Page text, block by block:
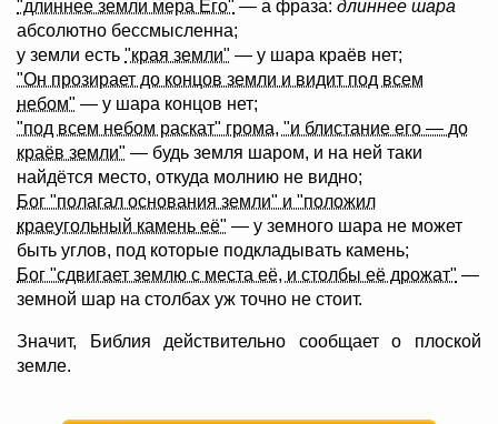
"длиннее земли мера Его" — а фраза: длиннее шара
абсолютно бессмысленна;
у земли есть "края земли" — у шара краёв нет;
"Он прозирает до концов земли и видит под всем
небом" — у шара концов нет;
"под всем небом раскат" грома, "и блистание его — до
краёв земли" — будь земля шаром, и на ней таки
найдётся место, откуда молнию не видно;
Бог "полагал основания земли" и "положил
краеугольный камень её" — у земного шара не может
быть углов, под которые подкладывать камень;
Бог "сдвигает землю с места её, и столбы её дрожат" —
земной шар на столбах уж точно не стоит.
Значит, Библия действительно сообщает о плоской
земле.